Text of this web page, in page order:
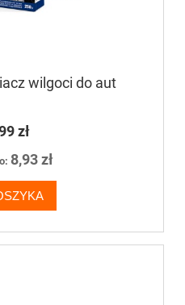
wilgoci do aut
zł
8,93 zł